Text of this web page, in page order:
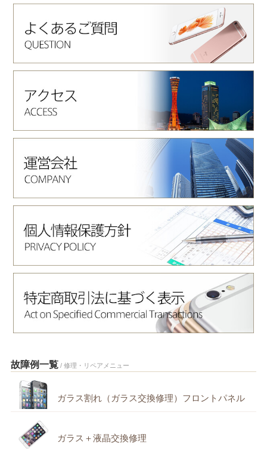
故障例一覧 / 修理・リペアメニュー
ガラス割れ（ガラス交換修理）フロントパネル
ガラス＋液晶交換修理